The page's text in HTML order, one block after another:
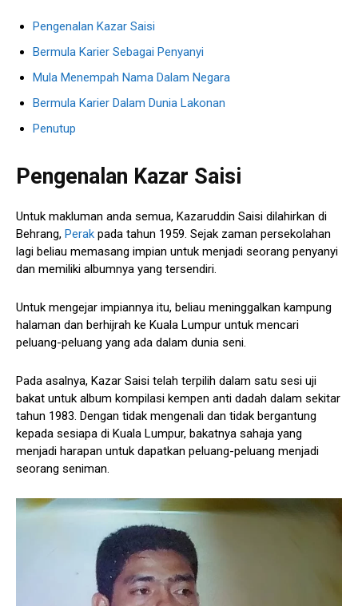
Pengenalan Kazar Saisi
Bermula Karier Sebagai Penyanyi
Mula Menempah Nama Dalam Negara
Bermula Karier Dalam Dunia Lakonan
Penutup
Pengenalan Kazar Saisi
Untuk makluman anda semua, Kazaruddin Saisi dilahirkan di
Behrang, Perak pada tahun 1959. Sejak zaman persekolahan
lagi beliau memasang impian untuk menjadi seorang penyanyi
dan memiliki albumnya yang tersendiri.
Untuk mengejar impiannya itu, beliau meninggalkan kampung
halaman dan berhijrah ke Kuala Lumpur untuk mencari
peluang-peluang yang ada dalam dunia seni.
Pada asalnya, Kazar Saisi telah terpilih dalam satu sesi uji
bakat untuk album kompilasi kempen anti dadah dalam sekitar
tahun 1983. Dengan tidak mengenali dan tidak bergantung
kepada sesiapa di Kuala Lumpur, bakatnya sahaja yang
menjadi harapan untuk dapatkan peluang-peluang menjadi
seorang seniman.